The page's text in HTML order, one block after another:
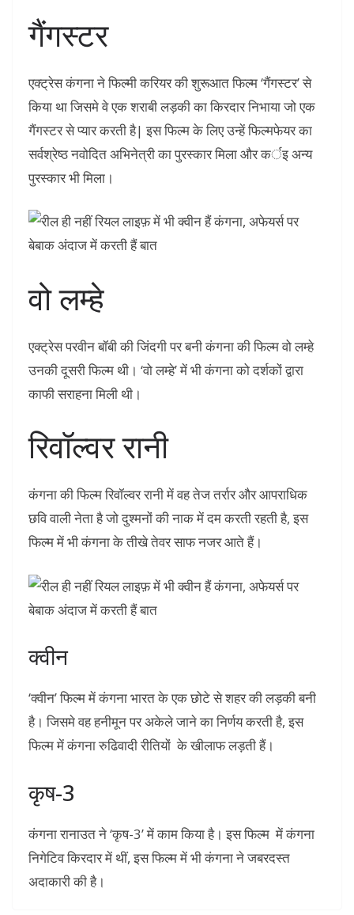
गैंगस्टर
एक्‍ट्रेस कंगना ने फिल्‍मी करियर की शुरूआत फिल्‍म ‘गैंगस्‍टर’ से
किया था जिसमे वे एक शराबी लड़की का किरदार निभाया जो एक
गैंगस्टर से प्यार करती है| इस फिल्‍म के लिए उन्‍हें फिल्‍मफेयर का
सर्वश्रेष्‍ठ नवोदित अभिनेत्री का पुरस्‍कार मिला और कर्इ अन्‍य
पुरस्‍कार भी मिला।
वो लम्हे
एक्‍ट्रेस परवीन बॉबी की जिंदगी पर बनी कंगना की फिल्म वो लम्हे
उनकी दूसरी फिल्म थी। ‘वो लम्हे’ में भी कंगना को दर्शकों द्वारा
काफी सराहना मिली थी।
रिवॉल्वर रानी
कंगना की फिल्म रिवॉल्वर रानी में वह तेज तर्रार और आपराधिक
छवि वाली नेता है जो दुश्मनों की नाक में दम करती रहती है, इस
फिल्म में भी कंगना के तीखे तेवर साफ नजर आते हैं।
क्वीन
‘क्वीन’ फिल्म में कंगना भारत के एक छोटे से शहर की लड़की बनी
है। जिसमे वह हनीमून पर अकेले जाने का निर्णय करती है, इस
फिल्म में कंगना रुढि‍वादी रीतियों के खीलाफ लड़ती हैं।
कृष-3
कंगना रानाउत ने ‘कृष-3’ में काम किया है। इस फिल्म में कंगना
निगेटिव किरदार में थीं, इस फिल्म में भी कंगना ने जबरदस्‍त
अदाकारी की है।